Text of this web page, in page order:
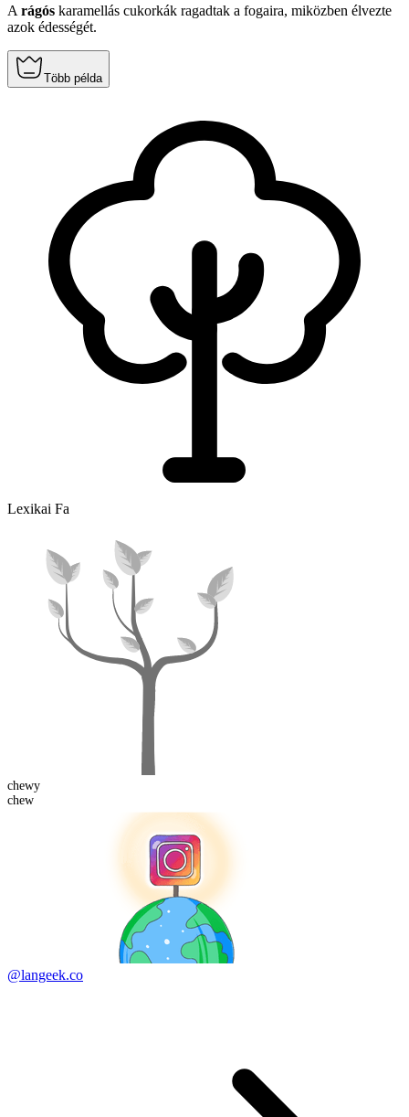
A rágós karamellás cukorkák ragadtak a fogaira, miközben élvezte
azok édességét.
Több példa
Lexikai Fa
chewy
chew
@langeek.co